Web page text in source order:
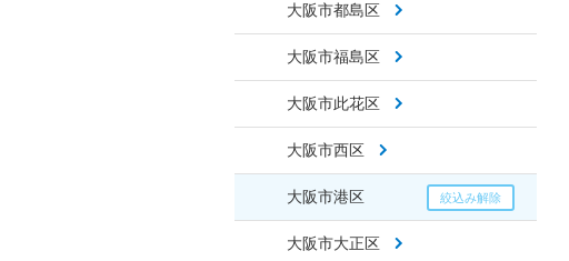
大阪市都島区
大阪市福島区
大阪市此花区
大阪市西区
大阪市港区
大阪市大正区